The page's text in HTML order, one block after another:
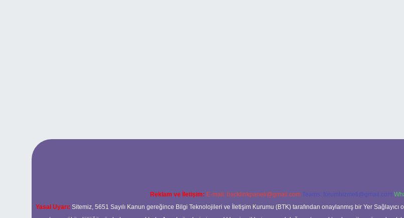
Reklam ve İletişim: E-mail: backlinkpaneli@gmail.com Teams: forumhizmeti@gmail.com
Yasal Uyarı: Sitemiz, 5651 Sayılı Kanun gereğince Bilgi Teknolojileri ve İletişim Kurumu (BTK) tarafından onaylanmış bir Yer